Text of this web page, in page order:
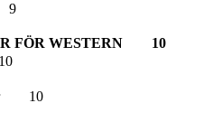
9
FÖR WESTERN 10
10
10